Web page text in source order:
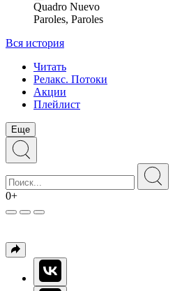
Quadro Nuevo
Paroles, Paroles
Вся история
Читать
Релакс. Потоки
Акции
Плейлист
Еще
0+